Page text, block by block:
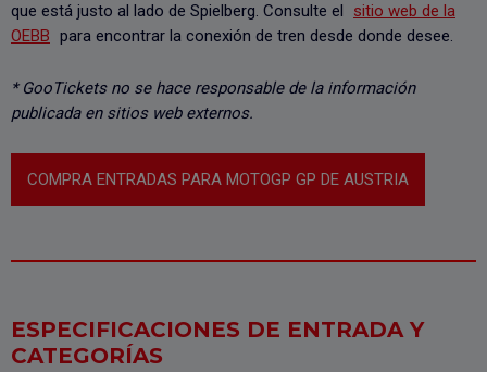
que está justo al lado de Spielberg. Consulte el
sitio web de la
OEBB para encontrar la conexión de tren desde donde desee.
* GooTickets no se hace responsable de la información
publicada en sitios web externos.
COMPRA ENTRADAS PARA MOTOGP GP DE AUSTRIA
ESPECIFICACIONES DE ENTRADA Y
CATEGORÍAS